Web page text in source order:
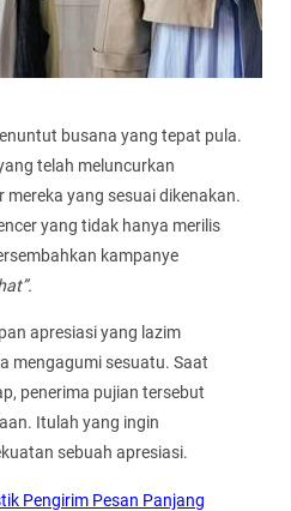
busana yang tepat pula.
telah meluncurkan
yang sesuai dikenakan.
yang tidak hanya merilis
kampanye
apresiasi yang lazim
mengagumi sesuatu. Saat
penerima pujian tersebut
Itulah yang ingin
sebuah apresiasi.
Pengirim Pesan Panjang